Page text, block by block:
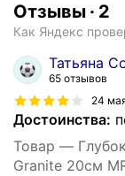
Отзывы · 2
Как Яндекс
Татьяна
65 отзывов
24
Достоинства:
Товар —
Granite 20см